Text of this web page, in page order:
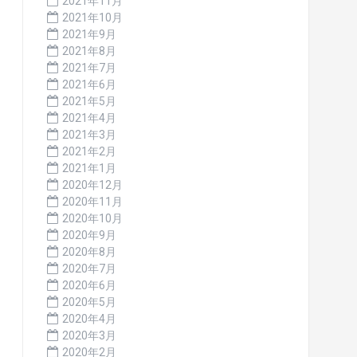
2021年10月
2021年9月
2021年8月
2021年7月
2021年6月
2021年5月
2021年4月
2021年3月
2021年2月
2021年1月
2020年12月
2020年11月
2020年10月
2020年9月
2020年8月
2020年7月
2020年6月
2020年5月
2020年4月
2020年3月
2020年2月